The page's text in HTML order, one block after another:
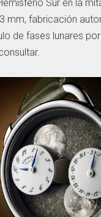
Sur en la
mm, fabricación
de fases lunares